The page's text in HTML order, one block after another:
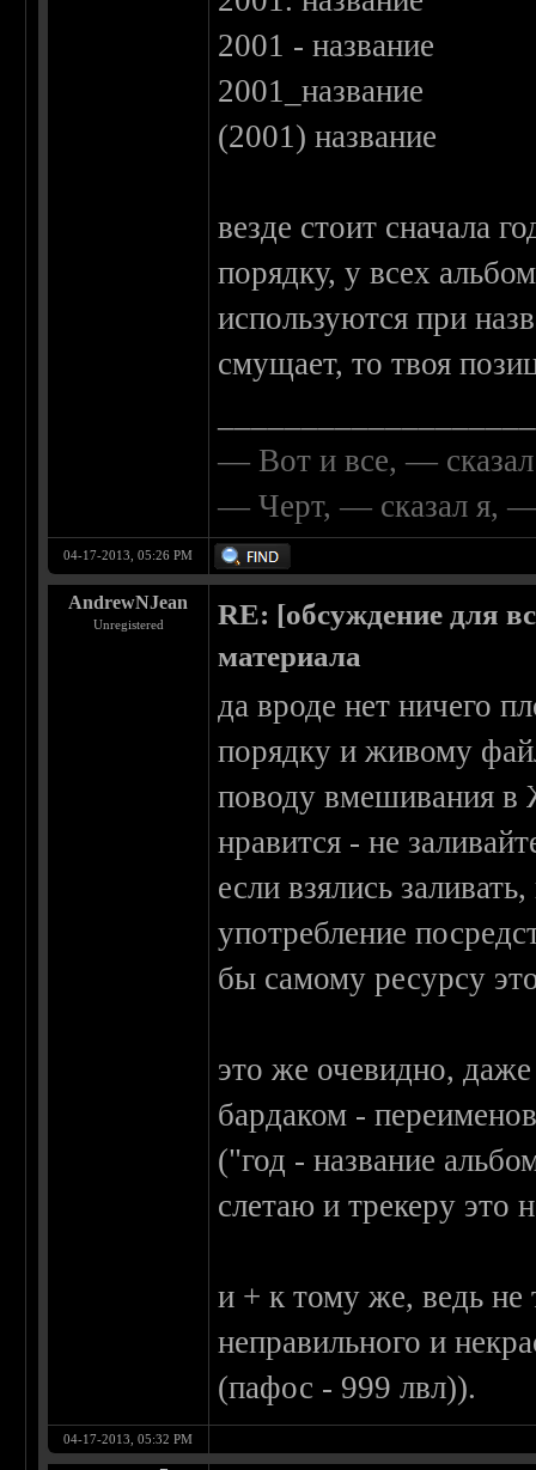
2001 - название
2001_название
(2001) название
везде стоит сначала
порядку, у всех
используются при
смущает, то твоя
— Вот и все, —
— Черт, — сказал я, —
04-17-2013, 05:26 PM
AndrewNJean
Unregistered
RE: [обсуждение для
материала
да вроде нет ничего
порядку и живому
поводу вмешивания в
нравится - не
если взялись
употребление
бы самому ресурсу
это же очевидно,
бардаком -
("год - название
слетаю и трекеру это
и + к тому же, ведь не
неправильного и
(пафос - 999 лвл)).
04-17-2013, 05:32 PM